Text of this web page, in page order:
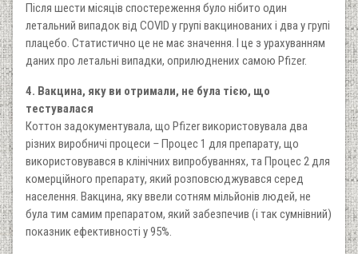
Після шести місяців спостереження було нібито один
летальний випадок від COVID у групі вакцинованих і два у групі
плацебо. Статистично це не має значення. І це з урахуванням
даних про летальні випадки, оприлюднених самою Pfizer.
4. Вакцина, яку ви отримали, не була тією, що
тестувалася
Коттон задокументувала, що Pfizer використовувала два
різних виробничі процеси –Процес 1 для препарату, що
використовувався в клінічних випробуваннях, та Процес 2 для
комерційного препарату, який розповсюджувався серед
населення. Вакцина, яку ввели сотням мільйонів людей, не
була тим самим препаратом, який забезпечив (і так сумнівний)
показник ефективності у 95%.